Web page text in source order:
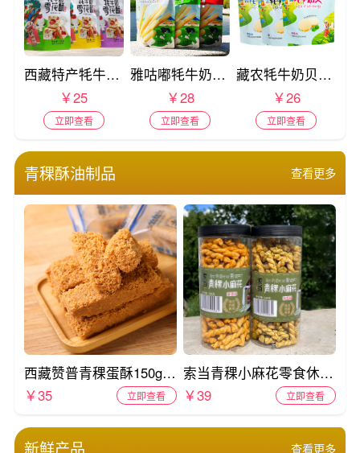
西藏特产牦牛奶雪花酥袋装168克西妈啦
￥25
立即查看
雅咕嘟牦牛奶条252g袋装
￥28
立即查看
藏农牦牛奶贝248g袋装
￥26
立即查看
青稞酥油制品 查看更多
西藏赞普青稞蛋酥150g袋装
￥35
立即查看
索当青稞小麻花零食休闲268g罐装
￥39
立即查看
新鲜产品 查看更多